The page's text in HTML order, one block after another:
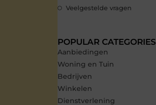
Veelgestelde vragen
POPULAR CATEGORIES
Aanbiedingen
Woning en Tuin
Bedrijven
Winkelen
Dienstverlening